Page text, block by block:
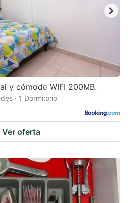
y cómodo WIFI 200MB.
· 1 Dormitorio
Ver oferta